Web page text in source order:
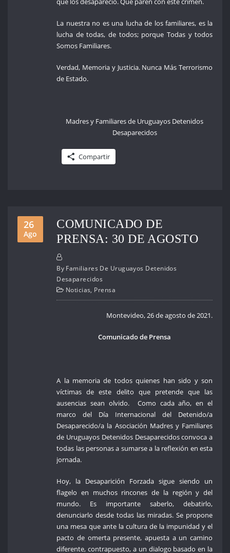
La nuestra no es una lucha de los familiares, es la
lucha de todas, de todos; porque Todas y todos
Somos Familiares.
Verdad, Memoria y Justicia. Nunca Más Terrorismo
de Estado.
Madres y Familiares de Uruguayos Detenidos
Desaparecidos
Compartir
26
Ago
COMUNICADO DE
PRENSA: 30 DE AGOSTO
By Familiares De Uruguayos Detenidos
Desaparecidos
Noticias, Prensa
Montevideo, 26 de agosto de 2021.
Comunicado de Prensa
A la memoria de todos quienes han sido y son
víctimas de este delito que pretende que las
ausencias sean olvido. Como cada año, en el
marco del Día Internacional del Detenido/a
Desaparecido/a la Asociación Madres y Familiares
de Uruguayos Detenidos Desaparecidos convoca a
todas las personas a sumarse a la reflexión en esta
jornada.
Hoy, la Desaparición Forzada sigue siendo un
flagelo en muchos rincones de la región y del
mundo. Es importante saberlo, debatirlo,
denunciarlo desde todas las miradas. Se propone
una mesa que ante la cultura de la impunidad y el
pacto de omerta presente, apuesta a un camino
diferente, contrapuesto, a un dialogo basado en la